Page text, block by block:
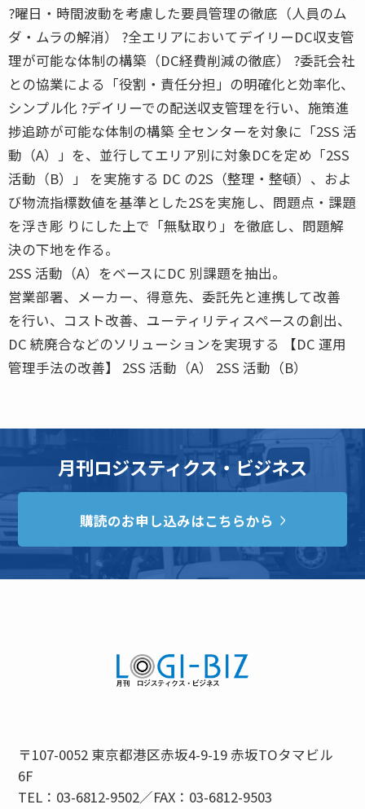
?曜日・時間波動を考慮した要員管理の徹底（人員のム
ダ・ムラの解消） ?全エリアにおいてデイリーDC収支管
理が可能な体制の構築（DC経費削減の徹底） ?委託会社
との協業による「役割・責任分担」の明確化と効率化、
シンプル化 ?デイリーでの配送収支管理を行い、施策進
捗追跡が可能な体制の構築 全センターを対象に「2SS 活
動（A）」を、並行してエリア別に対象DCを定め「2SS
活動（B）」 を実施する DC の2S（整理・整頓）、およ
び物流指標数値を基準とした2Sを実施し、問題点・課題
を浮き彫 りにした上で「無駄取り」を徹底し、問題解
決の下地を作る。
2SS 活動（A）をベースにDC 別課題を抽出。
営業部署、メーカー、得意先、委託先と連携して改善
を行い、コスト改善、ユーティリティスペースの創出、
DC 統廃合などのソリューションを実現する 【DC 運用
管理手法の改善】 2SS 活動（A） 2SS 活動（B）
月刊ロジスティクス・ビジネス
購読のお申し込みはこちらから
〒107-0052 東京都港区赤坂4-9-19 赤坂TOタマビル
6F
TEL：03-6812-9502／FAX：03-6812-9503